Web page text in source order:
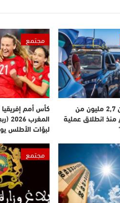
دخول أزيد من 2,7 مليون من
منذ انطلاق عملية
مجتمع
كأس أمم
لبؤات الأطلس
مجتمع